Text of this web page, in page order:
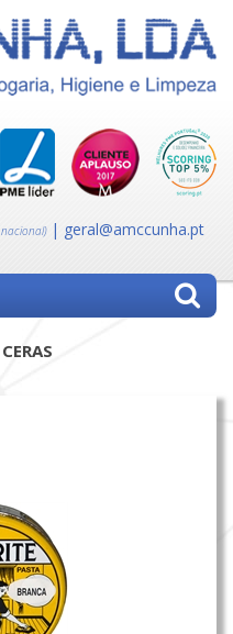
| geral@amccunha.pt
CERAS